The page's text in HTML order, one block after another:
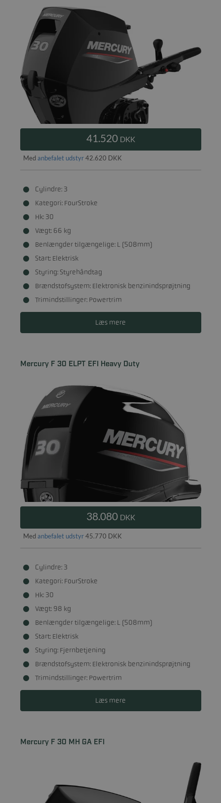
41.520 DKK
Med anbefalet udstyr42.620 DKK
Cylindre: 3
Kategori: FourStroke
Hk: 30
Vægt: 66 kg
Benlængder tilgængelige: L (508mm)
Start: Elektrisk
Styring: Styrehåndtag
Brændstofsystem: Elektronisk benzinindsprøjtning
Trimindstillinger: Powertrim
Læs mere
Mercury F 30 ELPT EFI Heavy Duty
38.080 DKK
Med anbefalet udstyr45.770 DKK
Cylindre: 3
Kategori: FourStroke
Hk: 30
Vægt: 98 kg
Benlængder tilgængelige: L (508mm)
Start: Elektrisk
Styring: Fjernbetjening
Brændstofsystem: Elektronisk benzinindsprøjtning
Trimindstillinger: Powertrim
Læs mere
Mercury F 30 MH GA EFI